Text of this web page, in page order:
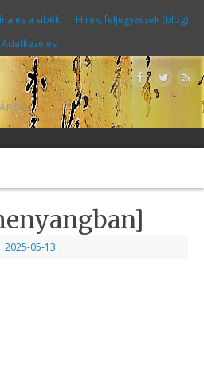
és a sibék
Hírek, feljegyzések (blog)
Adatkezelés
2025-05-13 |